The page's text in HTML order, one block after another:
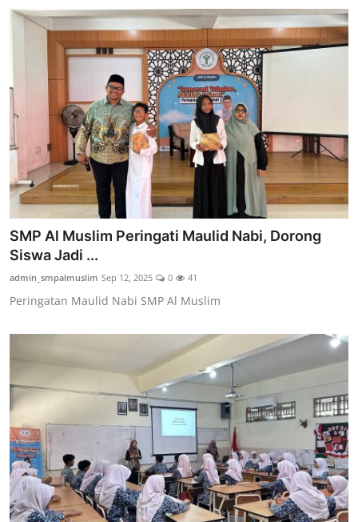
SMP Al Muslim Peringati Maulid Nabi, Dorong
Siswa Jadi ...
admin_smpalmuslim Sep 12, 2025 0 41
Peringatan Maulid Nabi SMP Al Muslim